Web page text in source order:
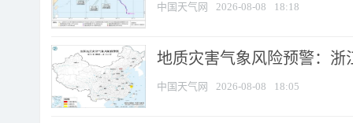
中国天气网 2026-08-08 18:18
地质灾害气象风险预警：
中国天气网 2026-08-08 18:05